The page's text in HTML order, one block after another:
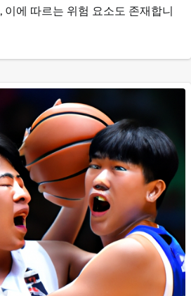
이에 따르는 위험 요소도 존재합니